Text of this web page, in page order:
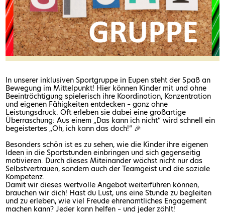
In unserer inklusiven Sportgruppe in Eupen steht der Spaß an
Bewegung im Mittelpunkt! Hier können Kinder mit und ohne
Beeinträchtigung spielerisch ihre Koordination, Konzentration
und eigenen Fähigkeiten entdecken – ganz ohne
Leistungsdruck. Oft erleben sie dabei eine großartige
Überraschung: Aus einem „Das kann ich nicht“ wird schnell ein
begeistertes „Oh, ich kann das doch!“ 🎉
Besonders schön ist es zu sehen, wie die Kinder ihre eigenen
Ideen in die Sportstunden einbringen und sich gegenseitig
motivieren. Durch dieses Miteinander wächst nicht nur das
Selbstvertrauen, sondern auch der Teamgeist und die soziale
Kompetenz.
Damit wir dieses wertvolle Angebot weiterführen können,
brauchen wir dich! Hast du Lust, uns eine Stunde zu begleiten
und zu erleben, wie viel Freude ehrenamtliches Engagement
machen kann? Jeder kann helfen – und jeder zählt!